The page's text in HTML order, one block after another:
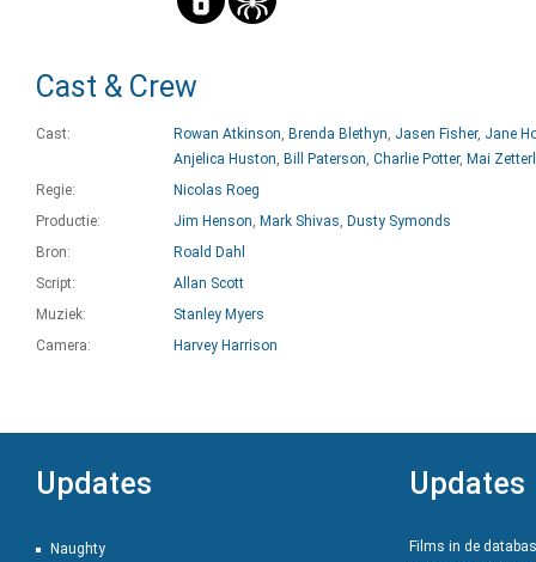
Cast & Crew
Cast: Rowan Atkinson, Brenda Blethyn, Jasen Fisher, Jane
Anjelica Huston, Bill Paterson, Charlie Potter, Mai
Regie:
Nicolas Roeg
Productie:
Jim Henson, Mark Shivas, Dusty Symonds
Bron:
Roald Dahl
Script:
Allan Scott
Muziek:
Stanley Myers
Camera:
Harvey Harrison
Updates
Naughty
Updates
Films in de